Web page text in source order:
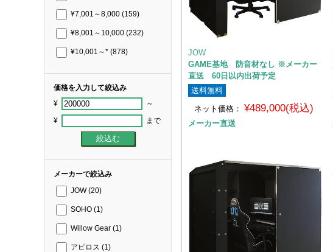
¥7,001～8,000 (159)
¥8,001～10,000 (232)
¥10,001～* (878)
価格を入力して絞込み
¥ ～
¥ まで
メーカーで絞込み
JOW(20)
SOHO (1)
Willow Gear (1)
アピロス (1)
JOW
GAME基地 防音材なし ※メーカー
直送 60日以内出荷予定
送料無料
ネット価格： ¥489,000(税込)
メーカー直送